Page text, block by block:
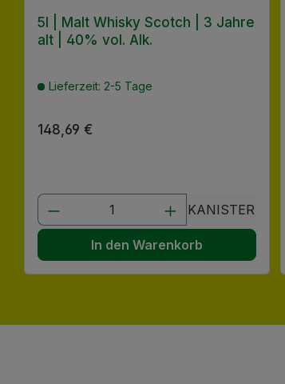
5l | Malt Whisky Scotch | 3 Jahre
alt | 40% vol. Alk.
Lieferzeit: 2-5 Tage
Regulärer Preis:
148,69 €
Produkt Anzahl: Gib den
KANISTER
In den Warenkorb